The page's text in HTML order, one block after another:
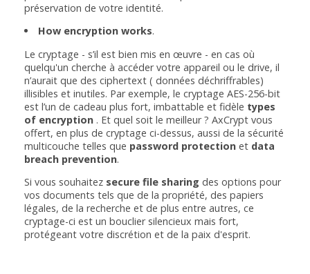
préservation de votre identité.
How encryption works.
Le cryptage - s’il est bien mis en œuvre - en cas où
quelqu'un cherche à accéder votre appareil ou le drive, il
n’aurait que des ciphertext ( données déchriffrables)
illisibles et inutiles. Par exemple, le cryptage AES-256-bit
est l’un de cadeau plus fort, imbattable et fidèle types
of encryption . Et quel soit le meilleur ? AxCrypt vous
offert, en plus de cryptage ci-dessus, aussi de la sécurité
multicouche telles que password protection et data
breach prevention.
Si vous souhaitez secure file sharing des options pour
vos documents tels que de la propriété, des papiers
légales, de la recherche et de plus entre autres, ce
cryptage-ci est un bouclier silencieux mais fort,
protégeant votre discrétion et de la paix d'esprit.